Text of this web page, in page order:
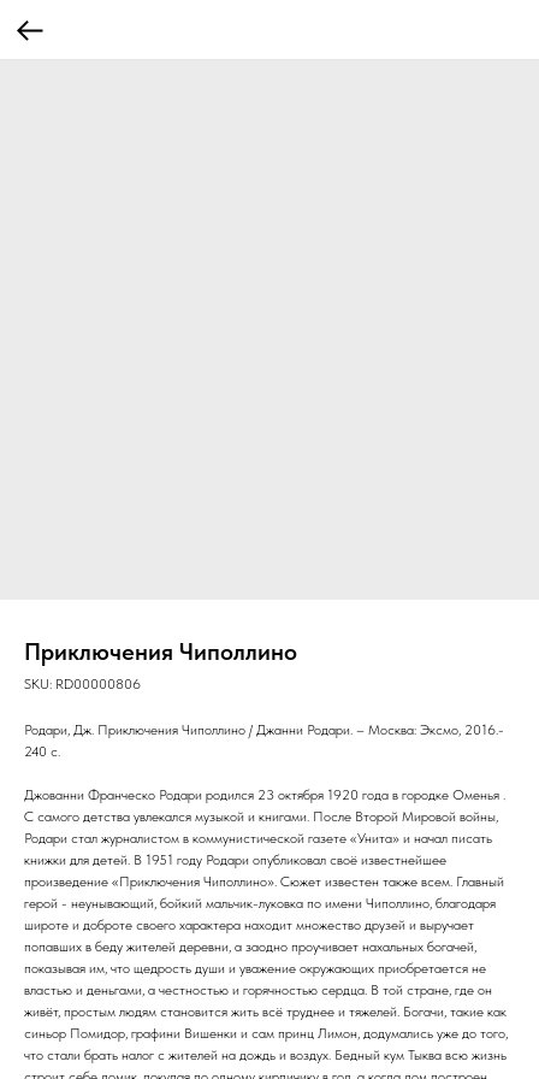
Приключения Чиполлино
SKU: RD00000806
Родари, Дж. Приключения Чиполлино / Джанни Родари. – Москва: Эксмо, 2016.-
240 с.
Джованни Франческо Родари родился 23 октября 1920 года в городке Оменья .
С самого детства увлекался музыкой и книгами. После Второй Мировой войны,
Родари стал журналистом в коммунистической газете «Унита» и начал писать
книжки для детей. В 1951 году Родари опубликовал своё известнейшее
произведение «Приключения Чиполлино». Сюжет известен также всем. Главный
герой - неунывающий, бойкий мальчик-луковка по имени Чиполлино, благодаря
широте и доброте своего характера находит множество друзей и выручает
попавших в беду жителей деревни, а заодно проучивает нахальных богачей,
показывая им, что щедрость души и уважение окружающих приобретается не
властью и деньгами, а честностью и горячностью сердца. В той стране, где он
живёт, простым людям становится жить всё труднее и тяжелей. Богачи, такие как
синьор Помидор, графини Вишенки и сам принц Лимон, додумались уже до того,
что стали брать налог с жителей на дождь и воздух. Бедный кум Тыква всю жизнь